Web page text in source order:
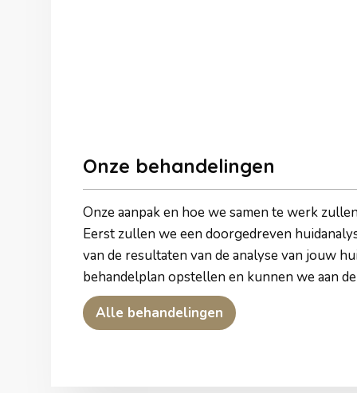
Onze behandelingen
Onze aanpak en hoe we samen te werk
Eerst zullen we een doorgedreven
van de resultaten van de analyse van jouw
behandelplan opstellen en kunnen we aan de
Alle behandelingen